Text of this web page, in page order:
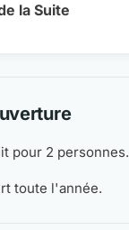
la Suite
pour 2 personnes.
toute l'année.